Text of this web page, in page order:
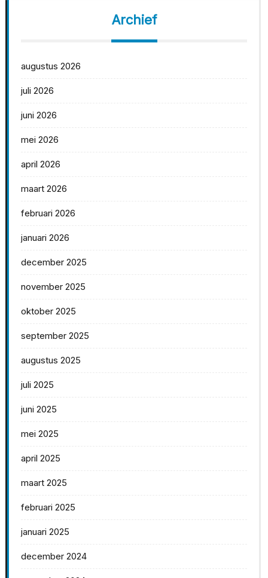
Archief
augustus 2026
juli 2026
juni 2026
mei 2026
april 2026
maart 2026
februari 2026
januari 2026
december 2025
november 2025
oktober 2025
september 2025
augustus 2025
juli 2025
juni 2025
mei 2025
april 2025
maart 2025
februari 2025
januari 2025
december 2024